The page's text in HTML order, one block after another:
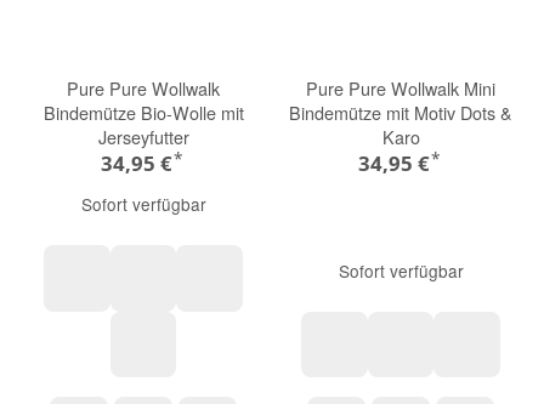
Pure Pure Wollwalk
Bindemütze Bio-Wolle mit
Jerseyfutter
34,95 €*
Sofort verfügbar
Pure Pure Wollwalk Mini
Bindemütze mit Motiv Dots &
Karo
34,95 €*
Sofort verfügbar